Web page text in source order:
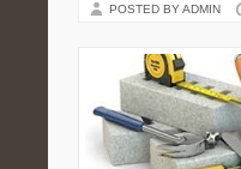
POSTED BY ADMIN